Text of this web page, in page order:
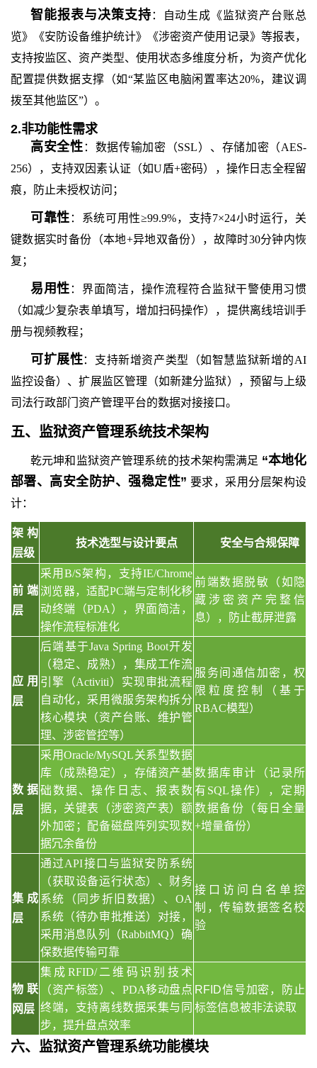
智能报表与决策支持 ：自动生成《监狱资产台账总
览》《安防设备维护统计》《涉密资产使用记录》等报表，
支持按监区、资产类型、使用状态多维度分析，为资产优化
配置提供数据支撑（如“某监区电脑闲置率达20%，建议调
拨至其他监区”）。
2.非功能性需求
高安全性 ：数据传输加密（SSL）、存储加密（AES-
256），支持双因素认证（如U盾+密码），操作日志全程留
痕，防止未授权访问；
可靠性 ：系统可用性≥99.9%，支持7×24小时运行，关
键数据实时备份（本地+异地双备份），故障时30分钟内恢
复；
易用性 ：界面简洁，操作流程符合监狱干警使用习惯
（如减少复杂表单填写，增加扫码操作），提供离线培训手
册与视频教程；
可扩展性：支持新增资产类型（如智慧监狱新增的AI
监控设备）、扩展监区管理（如新建分监狱），预留与上级
司法行政部门资产管理平台的数据对接接口。
五、 监狱资产管理系统技术架构
乾元坤和 监狱资产管理系统的技术架构需满足 “本地化
部署、高安全防护、强稳定性” 要求，采用分层架构设
计：
架构
层级
技术选型与设计要点 安全与合规保障
前端
层
采用B/S架构，支持IE/Chrome
浏览器，适配PC端与定制化移
动终端（PDA），界面简洁，
操作流程标准化
前端数据脱敏（如隐
藏涉密资产完整信
息），防止截屏泄露
应用
层
后端基于Java Spring Boot开发
（稳定、成熟），集成工作流
引擎（Activiti）实现审批流程
自动化，采用微服务架构拆分
核心模块（资产台账、维护管
理、涉密管控等）
服务间通信加密，权
限粒度控制（基于
RBAC模型）
数据
层
采用Oracle/MySQL关系型数据
库（成熟稳定），存储资产基
础数据、操作日志、报表数
据，关键表（涉密资产表）额
外加密；配备磁盘阵列实现数
据冗余备份
数据库审计（记录所
有 SQL操作），定期
数据备份（每日全量
+增量备份）
集成
层
通过API接口与监狱安防系统
（获取设备运行状态）、财务
系统（同步折旧数据）、OA
系统（待办审批推送）对接，
采用消息队列（RabbitMQ）确
保数据传输可靠
接口访问白名单控
制，传输数据签名校
验
物联
网层
集成 RFID/二维码识别技术
（资产标签）、PDA移动盘点
终端，支持离线数据采集与同
步，提升盘点效率
RFID信号加密，防止
标签信息被非法读取
六、 监狱资产管理系统功能模块